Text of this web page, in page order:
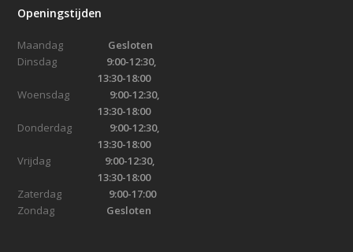
Openingstijden
Maandag Gesloten
Dinsdag 9:00-12:30,
13:30-18:00
Woensdag
9:00-12:30,
13:30-18:00
Donderdag 9:00-12:30,
13:30-18:00
Vrijdag 9:00-12:30,
13:30-18:00
Zaterdag 9:00-17:00
Zondag Gesloten